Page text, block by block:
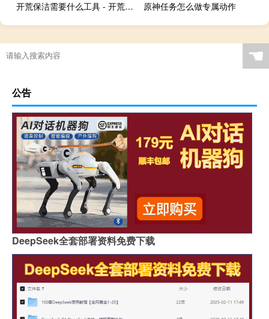
开荒保洁需要什么工具 - 开荒保洁工具清单
原神任务怎么做专属动作
☚
公告
DeepSeek全套部署资料免费下载